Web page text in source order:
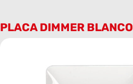
PLACA DIMMER BLANCO